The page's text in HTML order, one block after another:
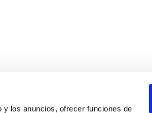
los anuncios, ofrecer funciones de